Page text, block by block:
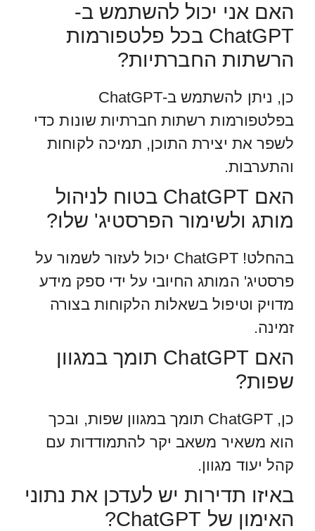
האם אני יכול להשתמש ב-
ChatGPT בכל פלטפורמות
הרשתות החברתיות?
כן, ניתן להשתמש ב-ChatGPT
בפלטפורמות רשתות חברתיות שונות כדי
לשפר את יצירת התוכן, תמיכה לקוחות
והתערבות.
האם ChatGPT בטוח לניהול
מותג ולשימור הפרסטיג' שלו?
בהחלט! ChatGPT יכול לעזור לשמור על
פרסטיג' המותג החיובי על ידי ספק מידע
מדויק וטיפול בשאלות הלקוחות בצורה
זמינה.
האם ChatGPT תומך במגוון
שפות?
כן, ChatGPT תומך במגוון שפות, ובכך
הוא משאיר משאב יקר להתמודדות עם
קהל יעוד מגוון.
באיזו תדירות יש לעדכן את נתוני
האימון של ChatGPT?